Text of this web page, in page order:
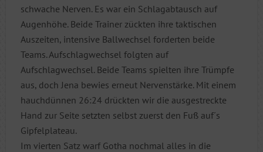
schwache Nerven. Es war ein Schlagabtausch auf
Augenhöhe. Beide Trainer zückten ihre taktischen
Auszeiten, intensive Ballwechsel forderten beide
Teams. Aufschlagwechsel folgten auf
Aufschlagwechsel. Beide Teams spielten ihre Trümpfe
aus, doch Jena bewies erneut Nervenstärke. Mit einem
hauchdünnen 26:24 drückten wir die ausgestreckte
Hand zur Seite setzten selbst zuerst den Fuß auf´s
Gipfelplateau.
Im vierten Satz warf Gotha nochmal alles in die